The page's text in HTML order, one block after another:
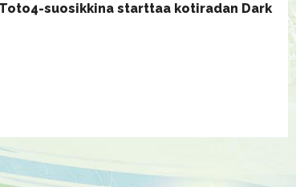
suosikkina starttaa kotiradan Dark